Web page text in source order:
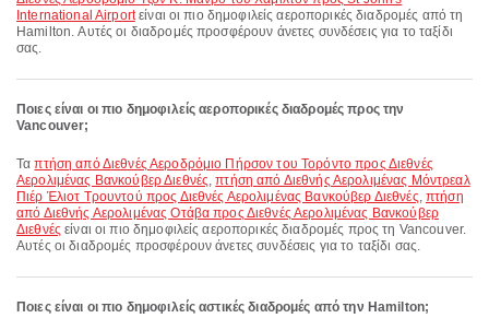
International Airportείναι οι πιο δημοφιλείς αεροπορικές διαδρομές από τη
Hamilton. Αυτές οι διαδρομές προσφέρουν άνετες συνδέσεις για το ταξίδι
σας.
Ποιες είναι οι πιο δημοφιλείς αεροπορικές διαδρομές προς την
Vancouver;
Ταπτήση από Διεθνές Αεροδρόμιο Πήρσον του Τορόντο προς Διεθνές
Αερολιμένας Βανκούβερ Διεθνές,πτήση από Διεθνής Αερολιμένας Μόντρεαλ
Πιέρ Έλιοτ Τρουντού προς Διεθνές Αερολιμένας Βανκούβερ Διεθνές, πτήση
από Διεθνής Αερολιμένας Οτάβα προς Διεθνές Αερολιμένας Βανκούβερ
Διεθνές είναι οι πιο δημοφιλείς αεροπορικές διαδρομές προς τη Vancouver.
Αυτές οι διαδρομές προσφέρουν άνετες συνδέσεις για το ταξίδι σας.
Ποιες είναι οι πιο δημοφιλείς αστικές διαδρομές από την Hamilton;